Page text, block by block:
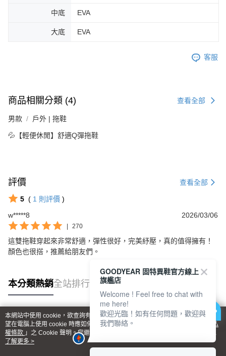
中底 EVA
大底 EVA
客服
商品相關分類 (4) 查看全部
男款 戶外 | 拖鞋
💦【輕便休閒】舒適Q彈拖鞋
評價 查看全部
5 ( 1 則評價 )
w*****8
2026/03/06
| 270
這雙拖鞋穿起來非常舒適，彈性很好，完美紓壓，真的值得擁有！
顏色也很搭，推薦給朋友們。
本分類熱銷全站排行
熱門標籤
本網站中使用 cookie，欲查詢有關本網站使用 cookie 方式之詳情，及若您不希
望在電腦上使用 cookie 時應如何變更電腦的 cookie 設定，請參閱本網站「
隱私
權條款 」之 Cookie 聲明。您繼續使用本網站即表示您同意本公司得按本網站使
用條款之 Cookie 聲明使用 cookie。
了解更多 >
GOODYEAR 固特異鞋官方線上
旗艦店
Welcome ! Feel free to chat with
me here!
歡迎光臨！如有任何問題，歡迎與
我們聯絡。